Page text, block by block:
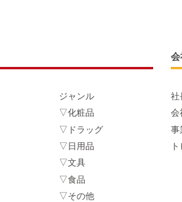
ジャンル
▽化粧品
▽ドラッグ
▽日用品
▽文具
▽食品
▽その他
会
社
会
事